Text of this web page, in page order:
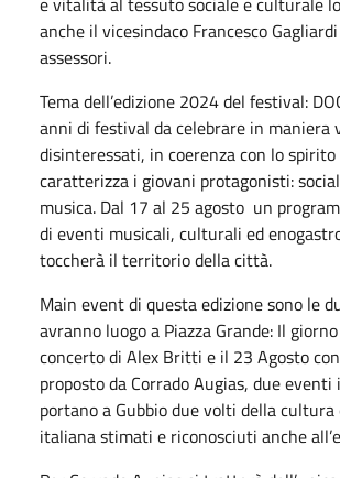
anche il vicesindaco Francesco
assessori.
Tema dell’edizione 2024 del festival:
anni di festival da celebrare in maniera
disinteressati, in coerenza con lo spirito
caratterizza i giovani protagonisti:
musica. Dal 17 al 25 agosto un
di eventi musicali, culturali ed
toccherà il territorio della città.
Main event di questa edizione sono le
avranno luogo a Piazza Grande: Il
concerto di Alex Britti e il 23 Agosto
proposto da Corrado Augias, due
portano a Gubbio due volti della cultura
italiana stimati e riconosciuti anche